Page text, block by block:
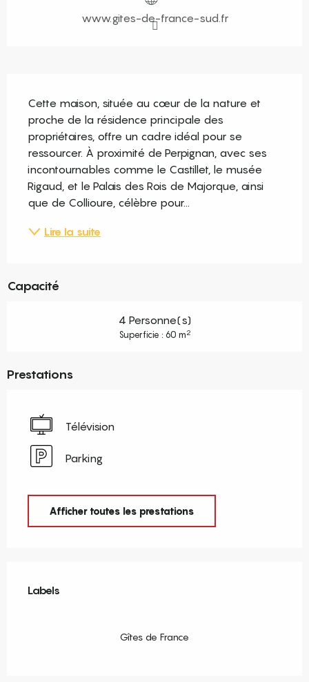
www.gites-de-france-sud.fr
Cette maison, située au cœur de la nature et
proche de la résidence principale des
propriétaires, offre un cadre idéal pour se
ressourcer. À proximité de Perpignan, avec ses
incontournables comme le Castillet, le musée
Rigaud, et le Palais des Rois de Majorque, ainsi
que de Collioure, célèbre pour...
Lire la suite
Capacité
4 Personne(s)
Superficie : 60 m2
Prestations
Télévision
Parking
Afficher toutes les prestations
Labels
Labels
Gîtes de France